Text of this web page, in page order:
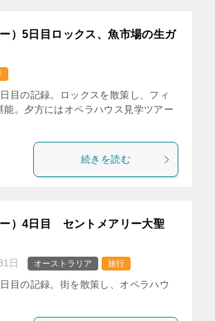
）5日目ロックス、魚市場の生ガ
目の記録。ロックスを散策し、フィ
。夕方にはオペラハウス見学ツアー
続きを読む
）4日目 セントメアリー大聖
日 オーストラリア 旅行
目の記録。街を散策し、オペラハウ